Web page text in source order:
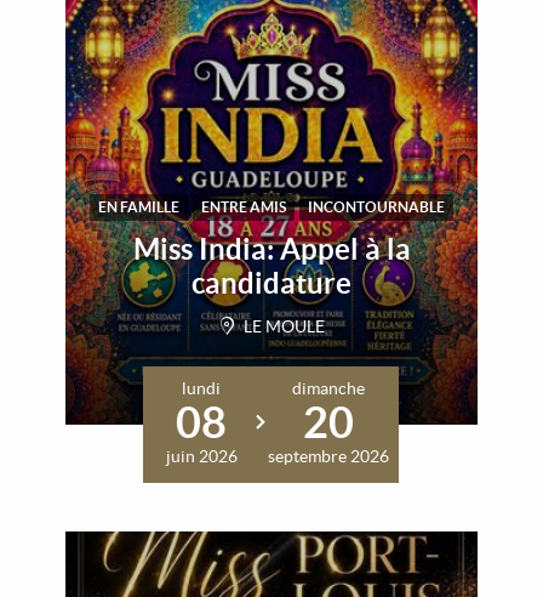
EN FAMILLE ENTRE AMIS INCONTOURNABLE
Miss India: Appel à la
candidature
LE MOULE
lundi
08
juin 2026
dimanche
20
septembre 2026